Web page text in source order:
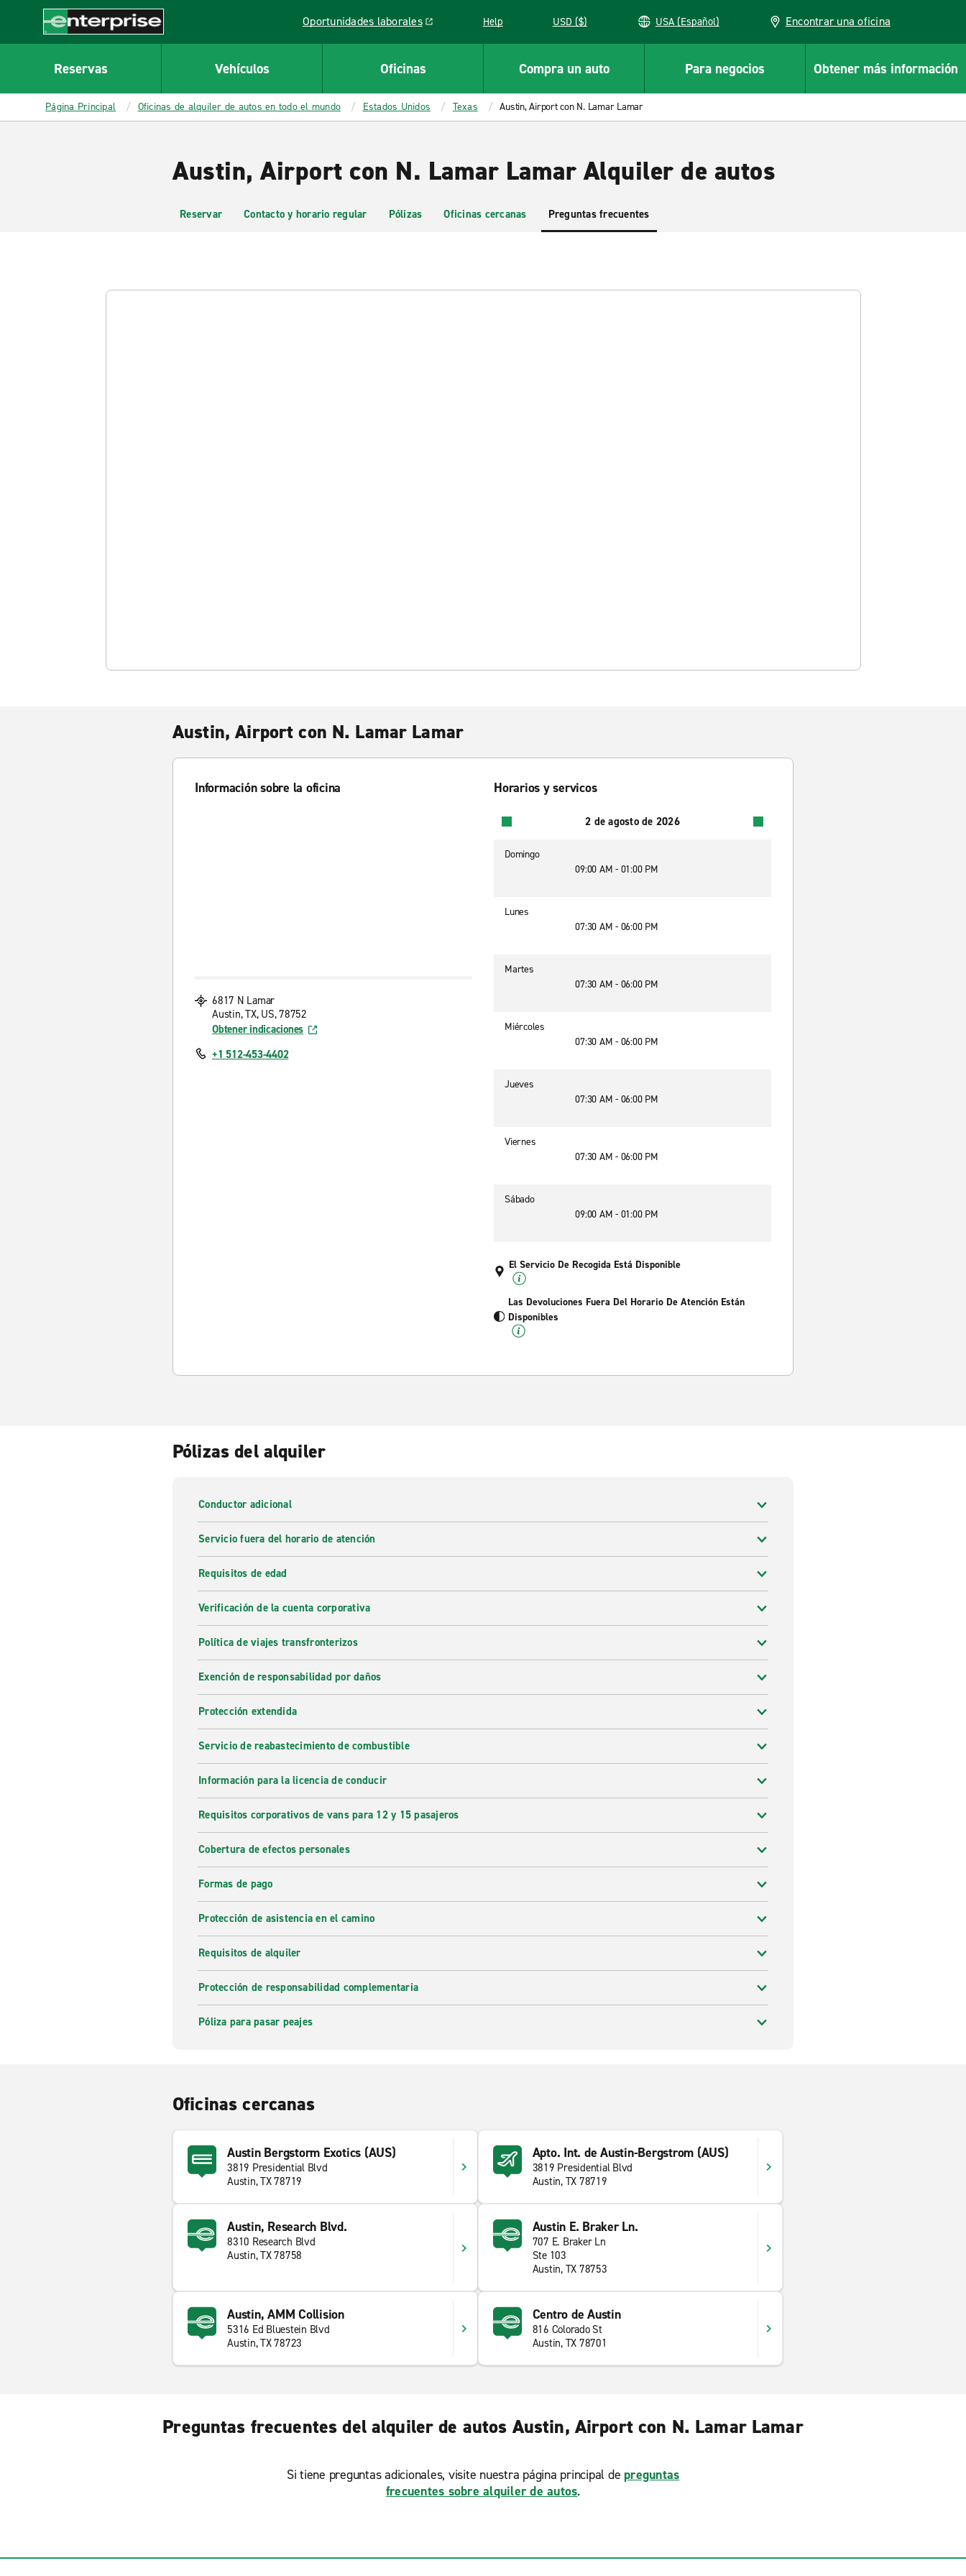
CONTENT
Enterprise
Oportunidades laborales
Link opens in a new window Help USD ($) USA (Español) Encontrar una oficina
Reservas Vehículos Oficinas Compra un auto Para negocios Obtener más información
Página Principal Oficinas de alquiler de autos en todo el mundo Estados Unidos Texas Austin, Airport con N. Lamar Lamar
Austin, Airport con N. Lamar Lamar Alquiler de autos
Reservar Contacto y horario regular Pólizas Oficinas cercanas Preguntas frecuentes
Austin, Airport con N. Lamar Lamar
Información sobre la oficina
6817 N Lamar
Austin, TX, US, 78752
Obtener indicaciones
+1 512-453-4402
Horarios y servicos
2 de agosto de 2026
Domingo
09:00 AM - 01:00 PM
Lunes
07:30 AM - 06:00 PM
Martes
07:30 AM - 06:00 PM
Miércoles
07:30 AM - 06:00 PM
Jueves
07:30 AM - 06:00 PM
Viernes
07:30 AM - 06:00 PM
Sábado
09:00 AM - 01:00 PM
El Servicio De Recogida Está Disponible
Las Devoluciones Fuera Del Horario De Atención Están
Disponibles
Pólizas del alquiler
Conductor adicional
Servicio fuera del horario de atención
Requisitos de edad
Verificación de la cuenta corporativa
Política de viajes transfronterizos
Exención de responsabilidad por daños
Protección extendida
Servicio de reabastecimiento de combustible
Información para la licencia de conducir
Requisitos corporativos de vans para 12 y 15 pasajeros
Cobertura de efectos personales
Formas de pago
Protección de asistencia en el camino
Requisitos de alquiler
Protección de responsabilidad complementaria
Póliza para pasar peajes
Oficinas cercanas
Austin Bergstorm Exotics (AUS)
3819 Presidential Blvd
Austin, TX 78719
Apto. Int. de Austin-Bergstrom (AUS)
3819 Presidential Blvd
Austin, TX 78719
Austin, Research Blvd.
8310 Research Blvd
Austin, TX 78758
Austin E. Braker Ln.
707 E. Braker Ln
Ste 103
Austin, TX 78753
Austin, AMM Collision
5316 Ed Bluestein Blvd
Austin, TX 78723
Centro de Austin
816 Colorado St
Austin, TX 78701
Preguntas frecuentes del alquiler de autos Austin, Airport con N. Lamar Lamar
Si tiene preguntas adicionales, visite nuestra página principal de preguntas
frecuentes sobre alquiler de autos.